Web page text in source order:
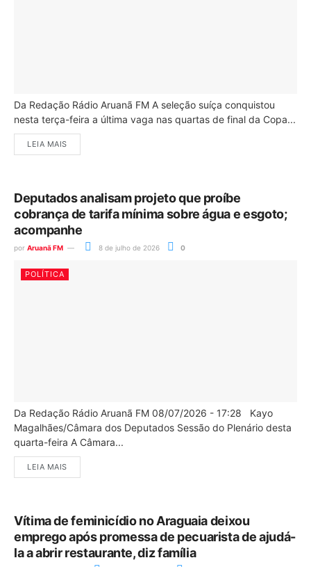
Da Redação Rádio Aruanã FM A seleção suíça conquistou
nesta terça-feira a última vaga nas quartas de final da Copa...
LEIA MAIS
Deputados analisam projeto que proíbe
cobrança de tarifa mínima sobre água e esgoto;
acompanhe
por Aruanã FM 8 de julho de 2026 0
POLÍTICA
Da Redação Rádio Aruanã FM 08/07/2026 - 17:28 Kayo
Magalhães/Câmara dos Deputados Sessão do Plenário desta
quarta-feira A Câmara...
LEIA MAIS
Vítima de feminicídio no Araguaia deixou
emprego após promessa de pecuarista de ajudá-
la a abrir restaurante, diz família